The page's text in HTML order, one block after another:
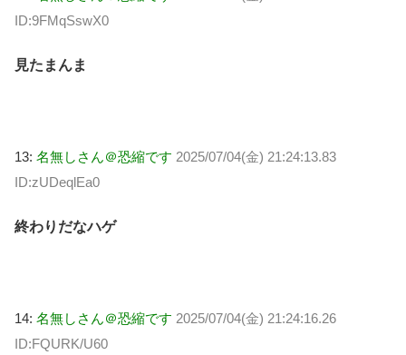
ID:9FMqSswX0
見たまんま
13: 名無しさん＠恐縮です 2025/07/04(金) 21:24:13.83
ID:zUDeqlEa0
終わりだなハゲ
14: 名無しさん＠恐縮です 2025/07/04(金) 21:24:16.26
ID:FQURK/U60